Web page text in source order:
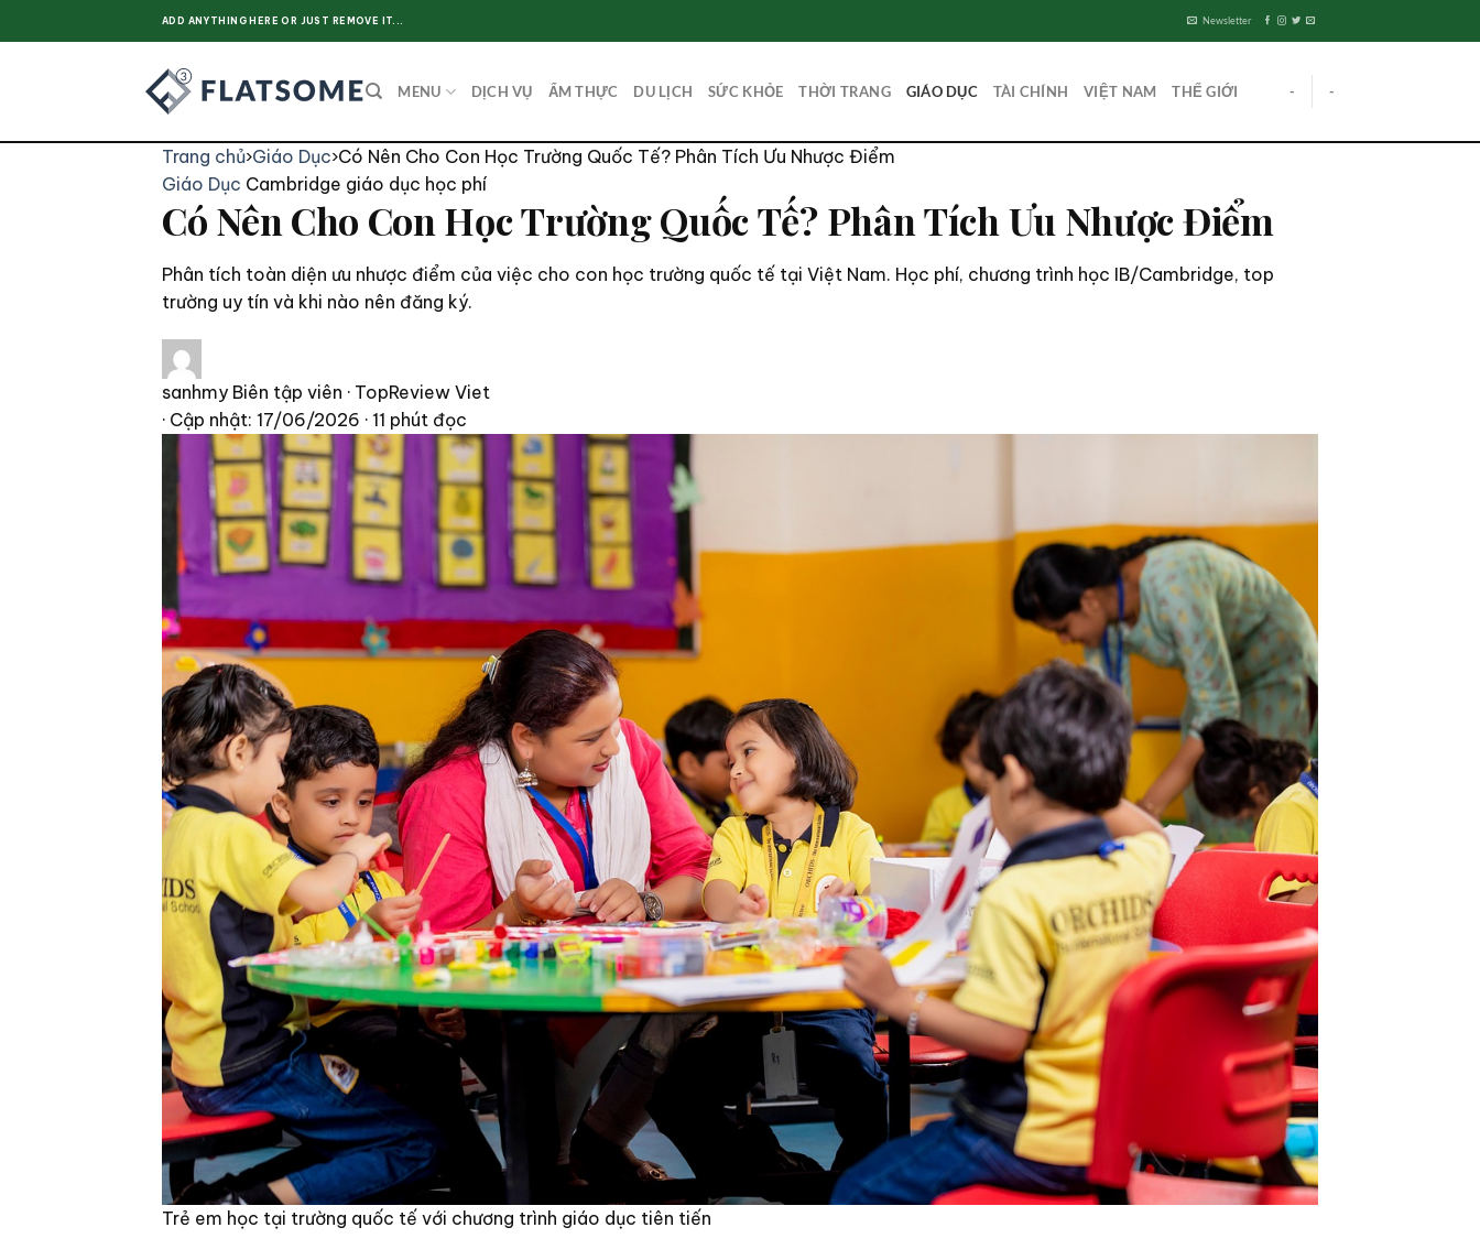
to
ADD ANYTHING HERE OR JUST REMOVE IT... Newsletter
MENU DỊCH VỤ ẨM THỰC DU LỊCH SỨC KHỎE THỜI TRANG GIÁO DỤC TÀI CHÍNH VIỆT NAM THẾ GIỚI - -
Trang chủ›Giáo Dục›Có Nên Cho Con Học Trường Quốc Tế? Phân Tích Ưu Nhược Điểm
Giáo Dục Cambridge giáo dục học phí
Có Nên Cho Con Học Trường Quốc Tế? Phân Tích Ưu Nhược Điểm
Phân tích toàn diện ưu nhược điểm của việc cho con học trường quốc tế tại Việt Nam. Học phí, chương trình học IB/Cambridge, top
trường uy tín và khi nào nên đăng ký.
sanhmy Biên tập viên · TopReview Viet
· Cập nhật: 17/06/2026 · 11 phút đọc
Trẻ em học tại trường quốc tế với chương trình giáo dục tiên tiến